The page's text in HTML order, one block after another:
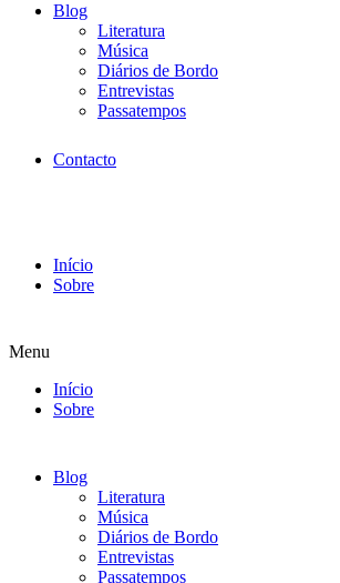
Blog
Literatura
Música
Diários de Bordo
Entrevistas
Passatempos
Contacto
Início
Sobre
Menu
Início
Sobre
Blog
Literatura
Música
Diários de Bordo
Entrevistas
Passatempos